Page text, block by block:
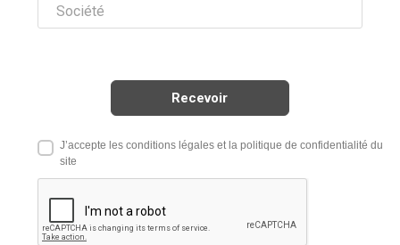
J’accepte les conditions légales et la politique de confidentialité du
site